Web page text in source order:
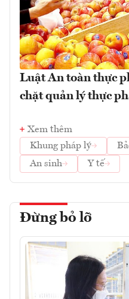
Luật An toàn thực
chặt quản lý thực
Xem thêm
Khung pháp lý
An sinh
Y tế
Đừng bỏ lỡ